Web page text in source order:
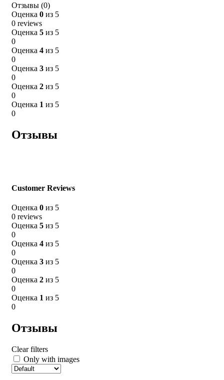
Отзывы (0)
Оценка 0 из 5
0 reviews
Оценка 5 из 5
0
Оценка 4 из 5
0
Оценка 3 из 5
0
Оценка 2 из 5
0
Оценка 1 из 5
0
Отзывы
Отзывов пока нет.
Будьте первым, кто оставил отзыв на “Салфетка для
обуви, влажная”
Ваш адрес email не будет опубликован.
помечены*
Ваша оценка*
Ваш отзыв*
Имя*
Customer Reviews
Оценка 0 из 5
0 reviews
Оценка 5 из 5
0
Оценка 4 из 5
0
Оценка 3 из 5
0
Оценка 2 из 5
0
Оценка 1 из 5
0
Отзывы
Clear filters
Only with images